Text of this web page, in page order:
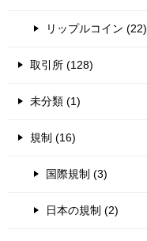
リップルコイン (22)
取引所 (128)
未分類 (1)
規制 (16)
国際規制 (3)
日本の規制 (2)